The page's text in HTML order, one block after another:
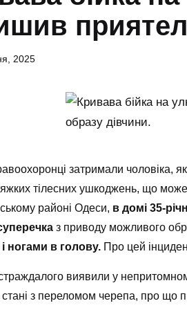
2025
затримали чоловіка,
тілесних ушкоджень, що може
районі Одеси, в домі 35-
з приводу можливого
ногами в голову. Про цей
виявили у
з переломом черепа, про що